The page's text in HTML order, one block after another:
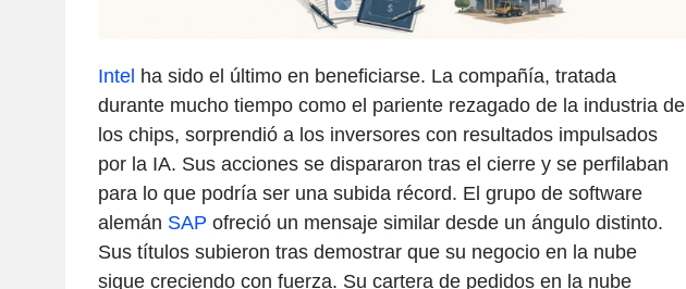
Intel ha sido el último en beneficiarse. La compañía, tratada
durante mucho tiempo como el pariente rezagado de la industria de
los chips, sorprendió a los inversores con resultados impulsados
por la IA. Sus acciones se dispararon tras el cierre y se perfilaban
para lo que podría ser una subida récord. El grupo de software
alemán SAP ofreció un mensaje similar desde un ángulo distinto.
Sus títulos subieron tras demostrar que su negocio en la nube
sigue creciendo con fuerza. Su cartera de pedidos en la nube